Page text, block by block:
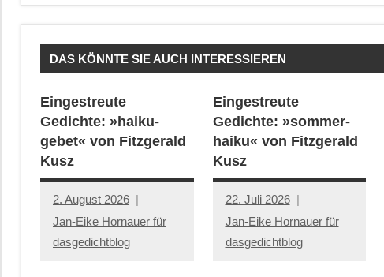
DAS KÖNNTE SIE AUCH INTERESSIEREN
Eingestreute
Gedichte: »haiku-
gebet« von Fitzgerald
Kusz
2. August 2026
Jan-Eike Hornauer für
dasgedichtblog
Eingestreute
Gedichte: »sommer-
haiku« von Fitzgerald
Kusz
22. Juli 2026
Jan-Eike Hornauer für
dasgedichtblog